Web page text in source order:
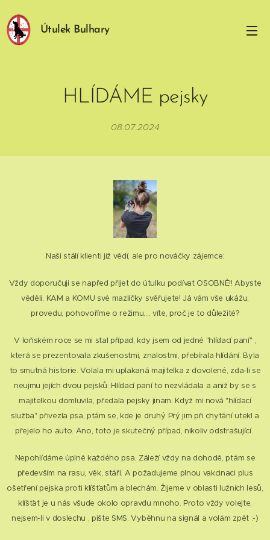
Útulek Bulhary
HLÍDÁME pejsky
08.07.2024
Naši stálí klienti již vědí, ale pro nováčky zájemce:
Vždy doporučuji se napřed přijet do útulku podívat OSOBNĚ!! Abyste
věděli, KAM a KOMU své mazlíčky svěřujete! Já vám vše ukážu,
provedu, pohovoříme o režimu.... víte, proč je to důležité?
V loňském roce se mi stal případ, kdy jsem od jedné "hlídací paní" ,
která se prezentovala zkušenostmi, znalostmi, přebírala hlídání. Byla
to smutná historie. Volala mi uplakaná majitelka z dovolené, zda-li se
neujmu jejích dvou pejsků. Hlídací paní to nezvládala a aniž by se s
majitelkou domluvila, předala pejsky jinam. Když mi nová "hlídací
služba" přivezla psa, ptám se, kde je druhý. Prý jim při chytání utekl a
přejelo ho auto. Ano, toto je skutečný případ, nikoliv odstrašující.
Nepohlídáme úplně každého psa. Záleží vždy na dohodě, ptám se
především na rasu, věk, stáří. A požadujeme plnou vakcinaci plus
ošetření pejska proti klíšťatům a blechám. Žijeme v oblasti lužních lesů,
klíšťat je u nás všude okolo opravdu mnoho. Proto vždy volejte,
nejsem-li v doslechu , pište SMS. Vyběhnu na signál a volám zpět :-)